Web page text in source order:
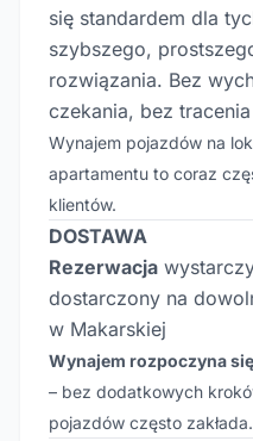
się standardem dla
szybszego,
rozwiązania. Bez
czekania, bez
Wynajem pojazdów na
apartamentu to coraz
klientów.
DOSTAWA
Rezerwacja
dostarczony na
w Makarskiej
Wynajem rozpoczyna
– bez dodatkowych
pojazdów często zakłada.